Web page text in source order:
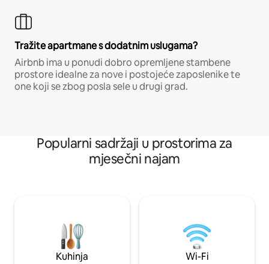
Tražite apartmane s dodatnim uslugama?
Airbnb ima u ponudi dobro opremljene stambene
prostore idealne za nove i postojeće zaposlenike te
one koji se zbog posla sele u drugi grad.
Popularni sadržaji u prostorima za
mjesečni najam
Kuhinja Wi-Fi